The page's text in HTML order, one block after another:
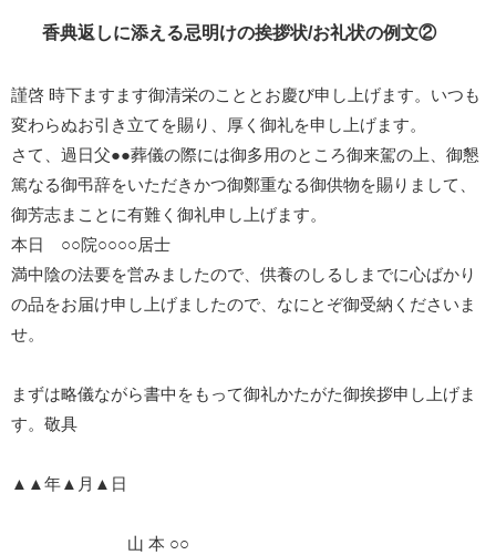
香典返しに添える忌明けの挨拶状/お礼状の例文②
謹啓 時下ますます御清栄のこととお慶び申し上げます。いつも
変わらぬお引き立てを賜り、厚く御礼を申し上げます。
さて、過日父●●葬儀の際には御多用のところ御来駕の上、御懇
篤なる御弔辞をいただきかつ御鄭重なる御供物を賜りまして、
御芳志まことに有難く御礼申し上げます。
本日 ○○院○○○○居士
満中陰の法要を営みましたので、供養のしるしまでに心ばかり
の品をお届け申し上げましたので、なにとぞ御受納くださいま
せ。
まずは略儀ながら書中をもって御礼かたがた御挨拶申し上げま
す。敬具
▲▲年▲月▲日
山 本 ○○